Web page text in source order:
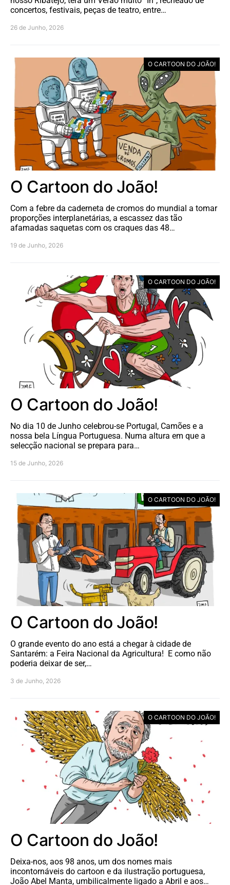
concertos, festivais, peças de teatro, entre…
26 de Junho, 2026
O CARTOON DO JOÃO!
O Cartoon do João!
Com a febre da caderneta de cromos do mundial a tomar
proporções interplanetárias, a escassez das tão
afamadas saquetas com os craques das 48…
19 de Junho, 2026
O CARTOON DO JOÃO!
O Cartoon do João!
No dia 10 de Junho celebrou-se Portugal, Camões e a
nossa bela Língua Portuguesa. Numa altura em que a
selecção nacional se prepara para…
15 de Junho, 2026
O CARTOON DO JOÃO!
O Cartoon do João!
O grande evento do ano está a chegar à cidade de
Santarém: a Feira Nacional da Agricultura! E como não
poderia deixar de ser,…
3 de Junho, 2026
O CARTOON DO JOÃO!
O Cartoon do João!
Deixa-nos, aos 98 anos, um dos nomes mais
incontornáveis do cartoon e da ilustração portuguesa,
João Abel Manta, umbilicalmente ligado a Abril e aos…